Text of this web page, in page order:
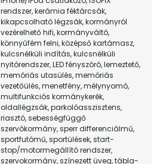
rendszer, kerámia féktárcsák,
kikapcsolható légzsák, kormányról
vezérelhető hifi, kormányváltó,
könnyűfém felni, középső kartámasz,
kulcsnélküli indítás, kulcsnélküli
nyitórendszer, LED fényszóró, lemeztető,
memóriás utasülés, memóriás
vezetőülés, menetfény, mélynyomó,
multifunkciós kormánykerék,
oldallégzsák, parkolóasszisztens,
riasztó, sebességfüggő
szervókormány, sperr differenciálmű,
sportfutómű, sportülések, start-
stop/motormegállító rendszer,
szervokormány, színezett üveg, tábla-